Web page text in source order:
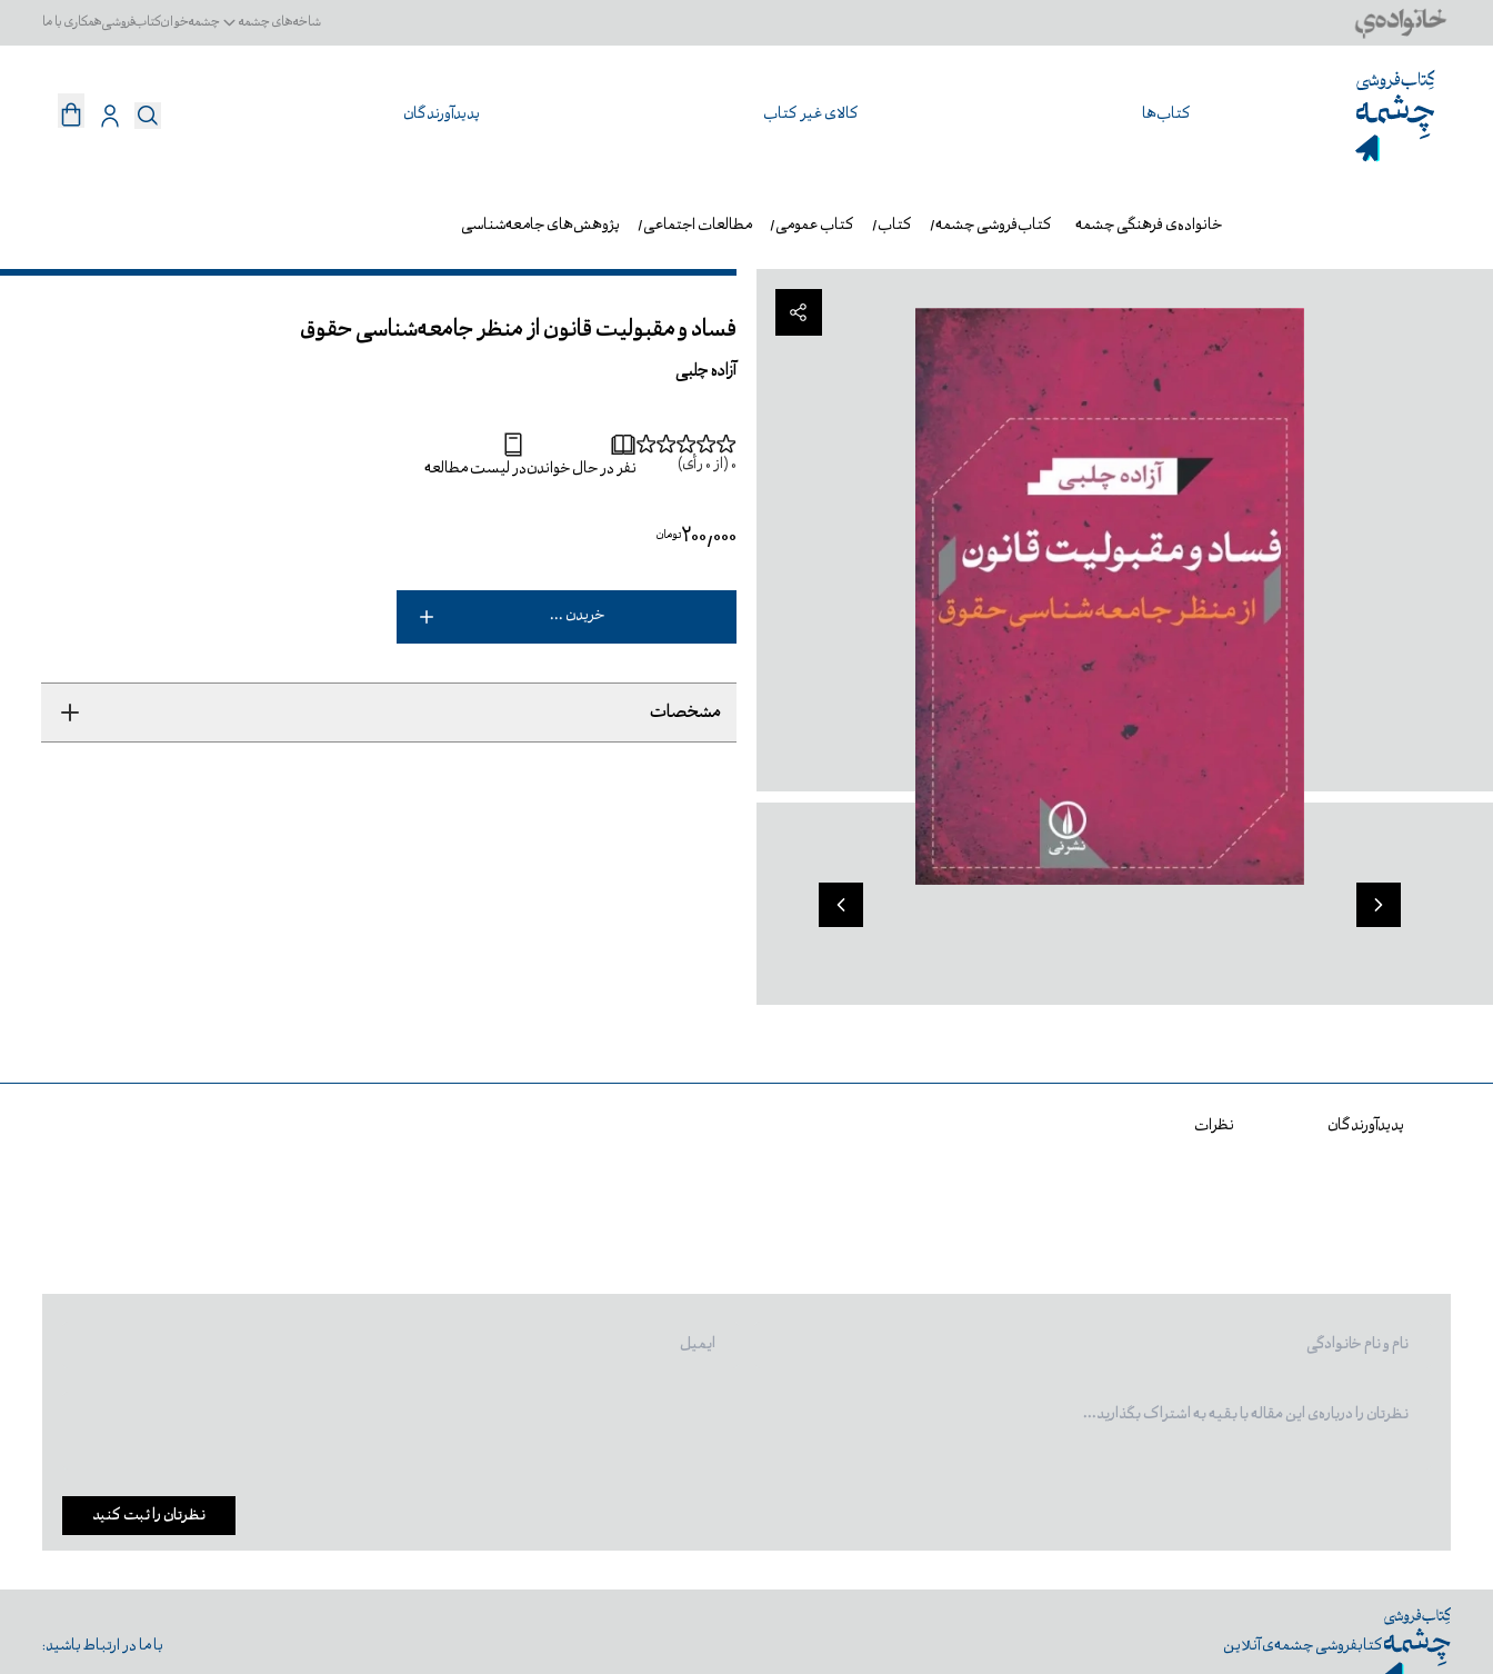
شاخه‌های چشمه چشمه‌خوانکتاب‌فروشیهمکاری با ما
کتاب‌ها کالای غیر کتاب پدیدآورندگان
پژوهش‌های جامعه‌شناسی مطالعات اجتماعی کتاب عمومی کتاب کتاب‌فروشی چشمه خانواده‌ی فرهنگی چشمه
فساد و مقبولیت قانون از منظر جامعه‌شناسی حقوق
آزاده چلبی
0 (از 0 رأی) نفر در حال خواندندر لیست مطالعه
۲۰۰٬۰۰۰تومان
خریدن ...
مشخصات
پدیدآورندگان نظرات
نظرتان را ثبت کنید
کتابفروشی چشمه‌ی آنلاین با ما در ارتباط باشید: